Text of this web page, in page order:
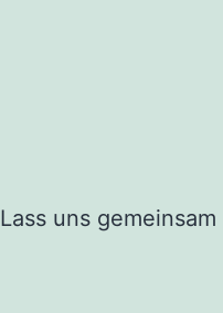
Lass uns gemeinsam